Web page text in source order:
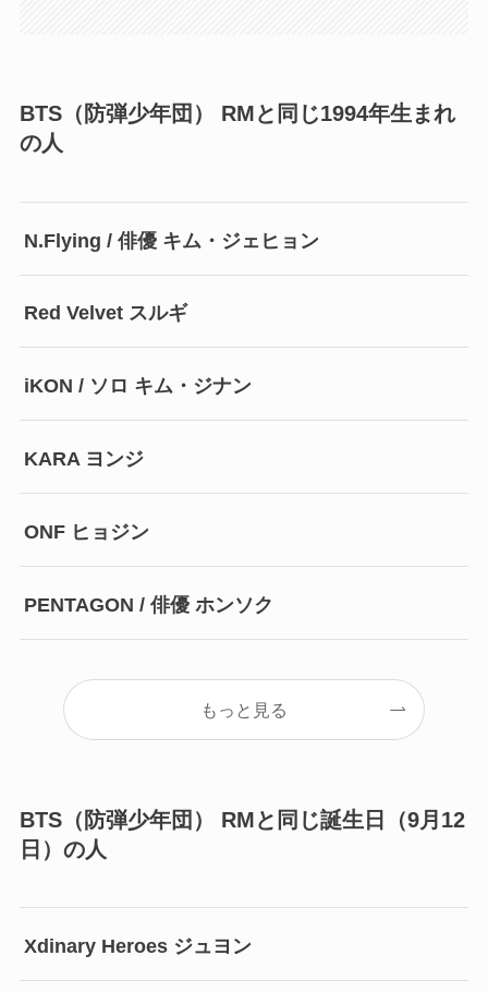
BTS（防弾少年団） RMと同じ1994年生まれ
の人
N.Flying / 俳優 キム・ジェヒョン
Red Velvet スルギ
iKON / ソロ キム・ジナン
KARA ヨンジ
ONF ヒョジン
PENTAGON / 俳優 ホンソク
もっと見る
BTS（防弾少年団） RMと同じ誕生日（9月12
日）の人
Xdinary Heroes ジュヨン